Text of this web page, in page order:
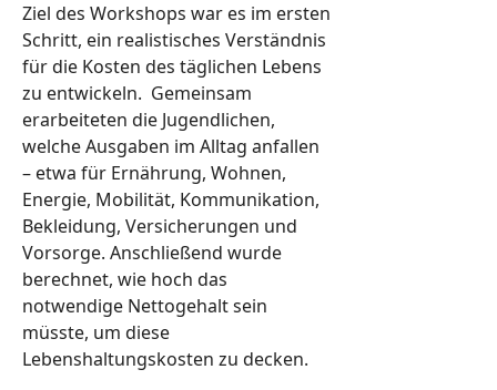
Ziel des Workshops war es im ersten
Schritt, ein realistisches Verständnis
für die Kosten des täglichen Lebens
zu entwickeln. Gemeinsam
erarbeiteten die Jugendlichen,
welche Ausgaben im Alltag anfallen
– etwa für Ernährung, Wohnen,
Energie, Mobilität, Kommunikation,
Bekleidung, Versicherungen und
Vorsorge. Anschließend wurde
berechnet, wie hoch das
notwendige Nettogehalt sein
müsste, um diese
Lebenshaltungskosten zu decken.